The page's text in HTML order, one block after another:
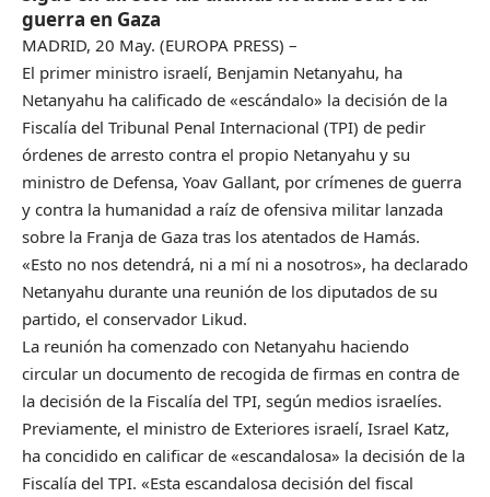
guerra en Gaza
MADRID, 20 May. (EUROPA PRESS) –
El primer ministro israelí, Benjamin Netanyahu, ha
Netanyahu ha calificado de «escándalo» la decisión de la
Fiscalía del Tribunal Penal Internacional (TPI) de pedir
órdenes de arresto contra el propio Netanyahu y su
ministro de Defensa, Yoav Gallant, por crímenes de guerra
y contra la humanidad a raíz de ofensiva militar lanzada
sobre la Franja de Gaza tras los atentados de Hamás.
«Esto no nos detendrá, ni a mí ni a nosotros», ha declarado
Netanyahu durante una reunión de los diputados de su
partido, el conservador Likud.
La reunión ha comenzado con Netanyahu haciendo
circular un documento de recogida de firmas en contra de
la decisión de la Fiscalía del TPI, según medios israelíes.
Previamente, el ministro de Exteriores israelí, Israel Katz,
ha concidido en calificar de «escandalosa» la decisión de la
Fiscalía del TPI. «Esta escandalosa decisión del fiscal